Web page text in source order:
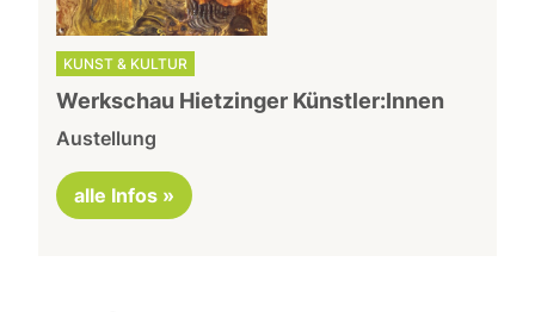
KUNST & KULTUR
Werkschau Hietzinger Künstler:Innen
Austellung
alle Infos »